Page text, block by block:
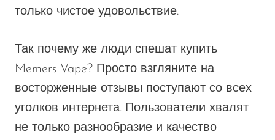
только чистое удовольствие.
Так почему же люди спешат купить
Memers Vape? Просто взгляните на
восторженные отзывы поступают со всех
уголков интернета. Пользователи хвалят
не только разнообразие и качество